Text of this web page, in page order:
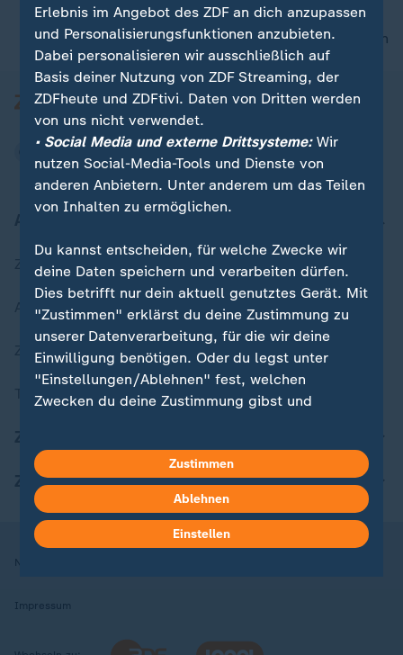
nach oben
Zuletzt veröffentlicht
Aktuelle Sendungs-Videos
ZDFheute Stories
Themen im Überblick
ZDFheute Apps
Nutzungsbedingungen
Impressum
Erlebnis im Angebot des ZDF an dich anzupassen
und Personalisierungsfunktionen anzubieten.
Dabei personalisieren wir ausschließlich auf
Basis deiner Nutzung von ZDF Streaming, der
ZDFheute und ZDFtivi. Daten von Dritten werden
von uns nicht verwendet.
• Social Media und externe Drittsysteme:Wir
nutzen Social-Media-Tools und Dienste von
anderen Anbietern. Unter anderem um das Teilen
von Inhalten zu ermöglichen.
Du kannst entscheiden, für welche Zwecke wir
deine Daten speichern und verarbeiten dürfen.
Dies betrifft nur dein aktuell genutztes Gerät. Mit
"Zustimmen" erklärst du deine Zustimmung zu
unserer Datenverarbeitung, für die wir deine
Einwilligung benötigen. Oder du legst unter
"Einstellungen/Ablehnen" fest, welchen
Zwecken du deine Zustimmung gibst und
in deinen Einstellungen widerrufen oder ändern.
Hier findest du das Impressum.
Weitere Informationen findest du in unserer
Datenschutzerklärung.
Zustimmen
Ablehnen
Einstellen